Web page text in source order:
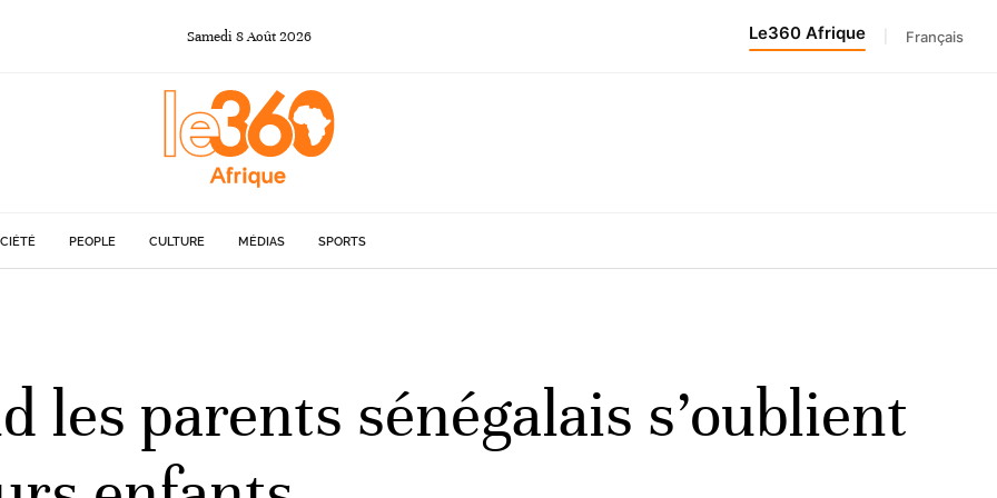
Samedi 8Août2026 Le360 Afrique Français
PEOPLE CULTURE MÉDIAS SPORTS
les parents sénégalais s’oublient